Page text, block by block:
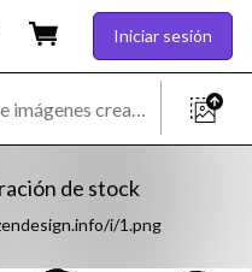
Iniciar sesión
de stock
i/1.png